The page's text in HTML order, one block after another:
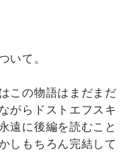
いて。
この物語はまだまだ
がらドストエフスキ
遠に後編を読むこと
しもちろん完結して